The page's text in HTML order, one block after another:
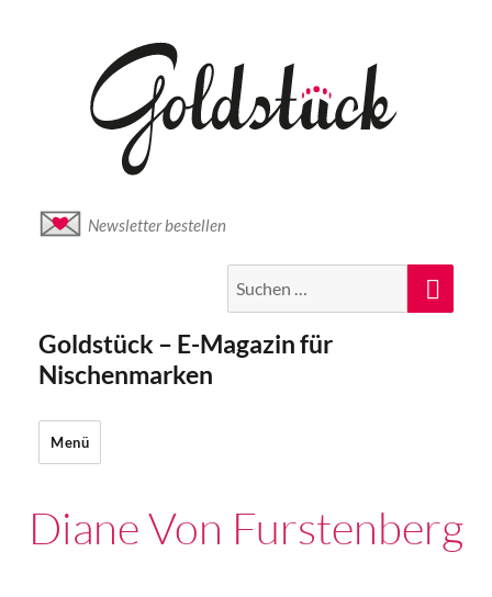
Newsletter bestellen
nach:
Goldstück – E-Magazin für
Nischenmarken
Menü
Diane Von Furstenberg